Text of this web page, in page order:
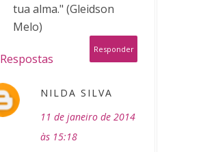
tua alma." (Gleidson
Melo)
Responder
Respostas
NILDA SILVA
11 de janeiro de 2014
às 15:18